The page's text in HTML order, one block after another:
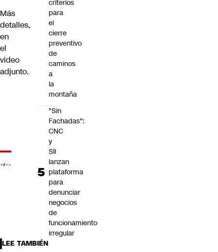
Más
detalles,
en
el
video
adjunto.
criterios
para
el
cierre
preventivo
de
caminos
a
la
montaña
"Sin
Fachadas":
CNC
y
SII
lanzan
plataforma
para
denunciar
negocios
de
funcionamiento
irregular
LEE TAMBIÉN